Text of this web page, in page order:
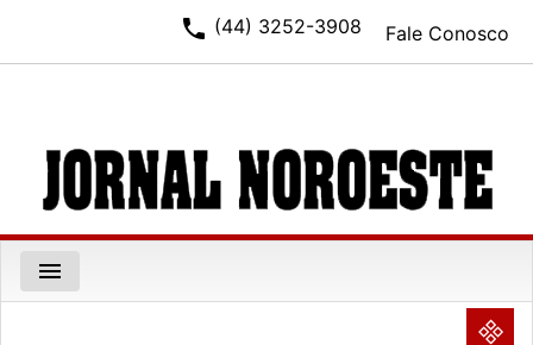
Fale Conosco
phone (44) 3252-3908
menu
NULL